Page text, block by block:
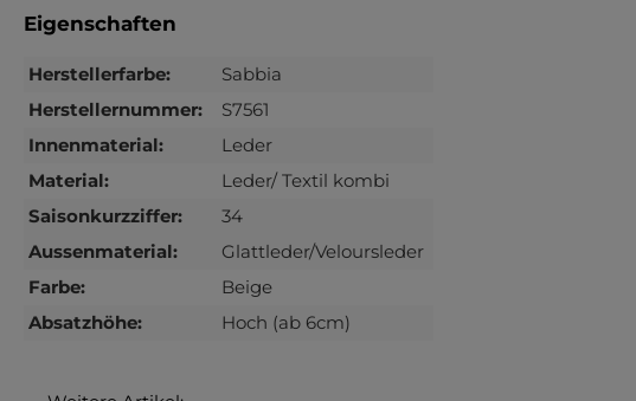
Eigenschaften
Herstellerfarbe:
Sabbia
Herstellernummer:
S7561
Innenmaterial:
Leder
Material:
Leder/ Textil kombi
Saisonkurzziffer:
34
Aussenmaterial:
Glattleder/Veloursleder
Farbe:
Beige
Absatzhöhe:
Hoch (ab 6cm)